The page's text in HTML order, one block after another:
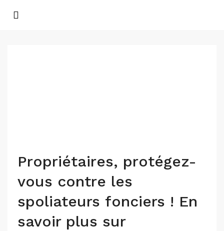
Propriétaires, protégez-
vous contre les
spoliateurs fonciers ! En
savoir plus sur